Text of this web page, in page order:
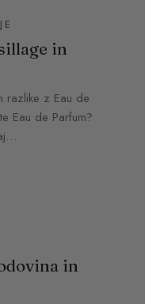
in
razlike z Eau de
Eau de Parfum?
in